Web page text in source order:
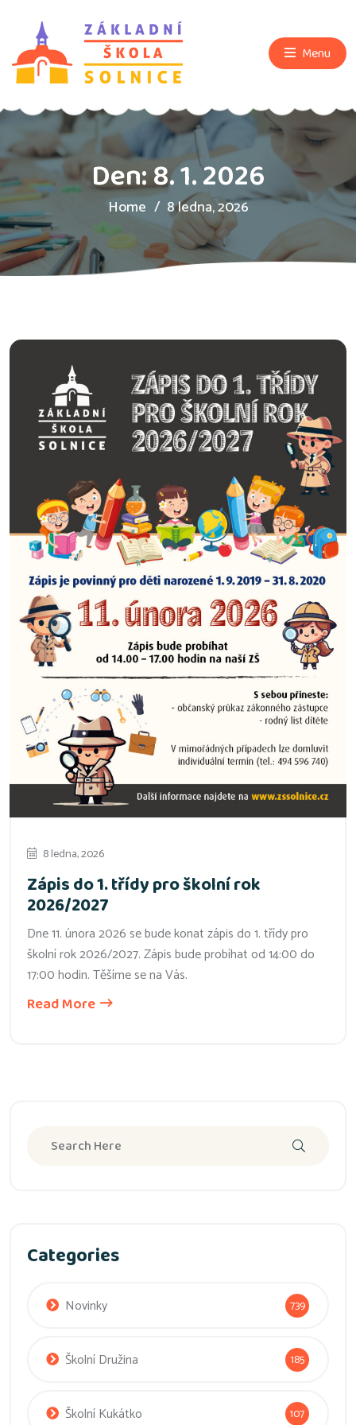
Menu
Den:8. 1. 2026
Home 8 ledna, 2026
8 ledna, 2026
Zápis do 1. třídy pro školní rok
2026/2027
Dne 11. února 2026 se bude konat zápis do 1. třídy pro
školní rok 2026/2027. Zápis bude probíhat od 14:00 do
17:00 hodin. Těšíme se na Vás.
Read More
Categories
Novinky 739
Školní Družina 185
Školní Kukátko 107